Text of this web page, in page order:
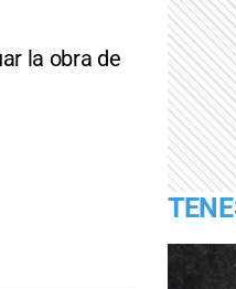
la obra de